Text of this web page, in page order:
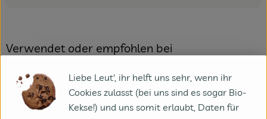
Verwendet oder empfohlen bei
Fenchel Risotto mit Parmesan
Liebe Leut', ihr helft uns sehr, wenn ihr
Cookies zulasst (bei uns sind es sogar Bio-
Kekse!) und uns somit erlaubt, Daten für